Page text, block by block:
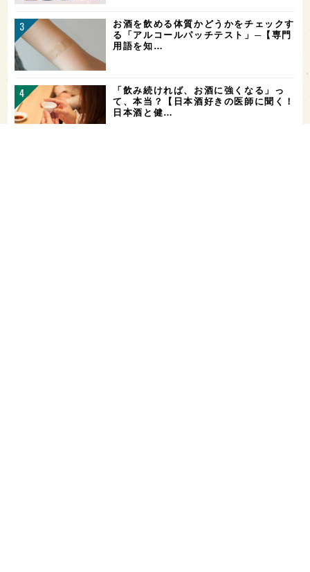
お酒を飲める体質かどうかをチェックす
る「アルコールパッチテスト」─【専門
用語を知…
「飲み続ければ、お酒に強くなる」っ
て、本当？【日本酒好きの医師に聞く！
日本酒と健…